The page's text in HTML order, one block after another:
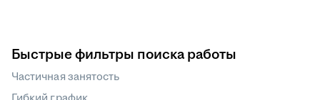
Быстрые фильтры поиска работы
Частичная занятость
Гибкий график